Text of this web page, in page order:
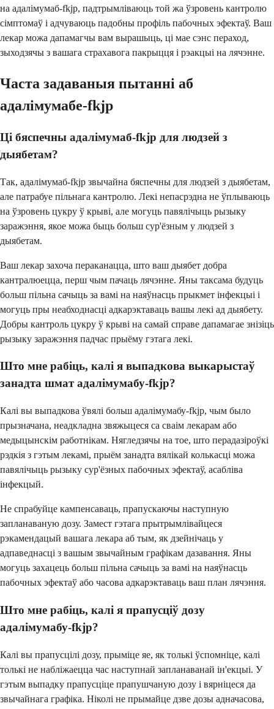
на адалімумаб-fkjp, падтрымліваюць той жа ўзровень кантролю
сімптомаў і адчуваюць падобны профіль пабочных эфектаў. Ваш
лекар можа дапамагчы вам вырашыць, ці мае сэнс пераход,
зыходзячы з вашага страхавога пакрыцця і рэакцыі на лячэнне.
Часта задаваныя пытанні аб
адалімумабе-fkjp
Ці бяспечны адалімумаб-fkjp для людзей з
дыябетам?
Так, адалімумаб-fkjp звычайна бяспечны для людзей з дыябетам,
але патрабуе пільнага кантролю. Лекі непасрэдна не ўплываюць
на ўзровень цукру ў крыві, але могуць павялічыць рызыку
заражэння, якое можа быць больш сур'ёзным у людзей з
дыябетам.
Ваш лекар захоча пераканацца, што ваш дыябет добра
кантралюецца, перш чым пачаць лячэнне. Яны таксама будуць
больш пільна сачыць за вамі на наяўнасць прыкмет інфекцыі і
могуць пры неабходнасці адкарэктаваць вашы лекі ад дыябету.
Добры кантроль цукру ў крыві на самай справе дапамагае знізіць
рызыку заражэння падчас прыёму гэтага лекі.
Што мне рабіць, калі я выпадкова выкарыстаў
занадта шмат адалімумабу-fkjp?
Калі вы выпадкова ўвялі больш адалімумабу-fkjp, чым было
прызначана, неадкладна звяжыцеся са сваім лекарам або
медыцынскім работнікам. Нягледзячы на тое, што перадазіроўкі
рэдкія з гэтым лекамі, прыём занадта вялікай колькасці можа
павялічыць рызыку сур'ёзных пабочных эфектаў, асабліва
інфекцый.
Не спрабуйце кампенсаваць, прапускаючы наступную
запланаваную дозу. Замест гэтага прытрымлівайцеся
рэкамендацый вашага лекара аб тым, як дзейнічаць у
адпаведнасці з вашым звычайным графікам дазавання. Яны
могуць захацець больш пільна сачыць за вамі на наяўнасць
пабочных эфектаў або часова адкарэктаваць ваш план лячэння.
Што мне рабіць, калі я прапусціў дозу
адалімумабу-fkjp?
Калі вы прапусцілі дозу, прыміце яе, як толькі ўспомніце, калі
толькі не набліжаецца час наступнай запланаванай ін'екцыі. У
гэтым выпадку прапусціце прапушчаную дозу і вярніцеся да
звычайнага графіка. Ніколі не прымайце дзве дозы адначасова,